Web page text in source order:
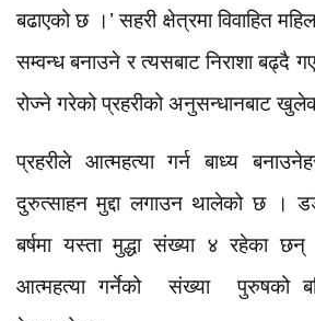
बढाएको छ ।’ सहरी क्षेत्रमा विवाहित
सम्वन्ध बनाउने र त्यसबाट निराशा बढ्दै
रोज्ने गरेको प्रहरीको अनुसन्धानबाट
प्रहरीले आत्महत्या गर्न बाध्य
दुरुत्साहन मुद्दा लगाउन थालेको छ ।
बर्षमा यस्ता मुद्धा संख्या ४ रहेका छन्
आत्महत्या गर्नेको संख्या पुरुषको